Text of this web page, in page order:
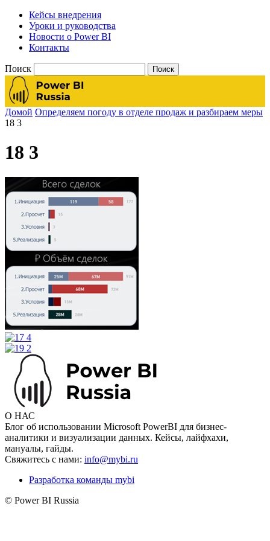
Кейсы внедрения
Уроки и руководства
Новости о Power BI
Контакты
Поиск
Домой Определяем погоду в отделе продаж и разбираем меры
18 3
18 3
О НАС
Блог об использовании Microsoft PowerBI для бизнес-
аналитики и визуализации данных. Кейсы, лайфхахи,
мануалы, гайды.
Свяжитесь с нами: info@mybi.ru
Разработка команды mybi
© Power BI Russia